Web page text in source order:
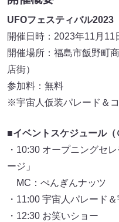
UFOフェスティバル2023
開催日時：2023年11月11
開催場所：福島市飯野町
店街）
参加料：無料
※宇宙人仮装パレード＆
■イベントスケジュール（
・10:30 オープニングセ
ージ」
MC：ぺんぎんナッツ
・11:00 宇宙人パレード
・12:30 お笑いショー